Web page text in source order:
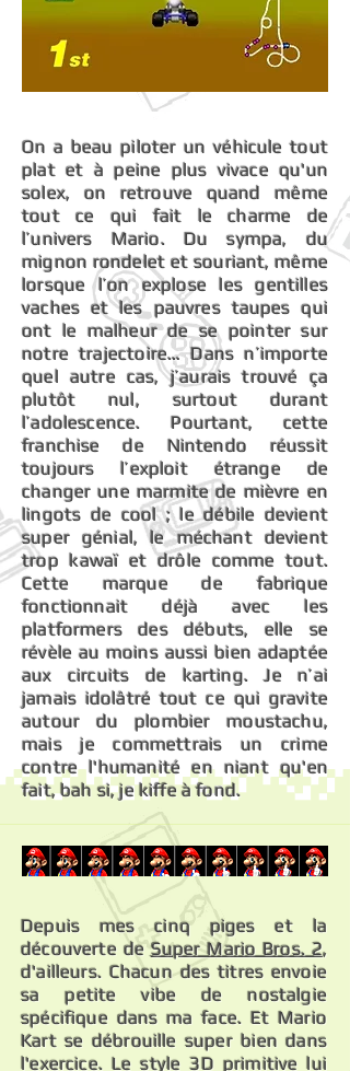
On a beau piloter un véhicule tout
plat et à peine plus vivace qu'un
solex, on retrouve quand même
tout ce qui fait le charme de
l’univers Mario. Du sympa, du
mignon rondelet et souriant, même
lorsque l’on explose les gentilles
vaches et les pauvres taupes qui
ont le malheur de se pointer sur
notre trajectoire… Dans n’importe
quel autre cas, j’aurais trouvé ça
plutôt nul, surtout durant
l’adolescence. Pourtant, cette
franchise de Nintendo réussit
toujours l’exploit étrange de
changer une marmite de mièvre en
lingots de cool ; le débile devient
super génial, le méchant devient
trop kawaï et drôle comme tout.
Cette marque de fabrique
fonctionnait déjà avec les
platformers des débuts, elle se
révèle au moins aussi bien adaptée
aux circuits de karting. Je n’ai
jamais idolâtré tout ce qui gravite
autour du plombier moustachu,
mais je commettrais un crime
contre l'humanité en niant qu'en
fait, bah si, je kiffe à fond.
Depuis mes cinq piges et la
découverte deSuper Mario Bros. 2,
d'ailleurs. Chacun des titres envoie
sa petite vibe de nostalgie
spécifique dans ma face. Et Mario
Kart se débrouille super bien dans
l'exercice. Le style 3D primitive lui